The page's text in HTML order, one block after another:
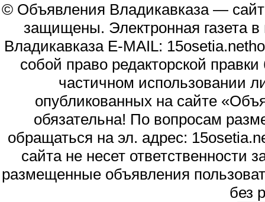
© Объявления Владикавказа —
защищены. Электронная газета
Владикавказа E-MAIL:
собой право редакторской
частичном использовании
опубликованных на сайте
обязательна! По вопросам
обращаться на эл. адрес:
сайта не несет
размещенные объявления
без